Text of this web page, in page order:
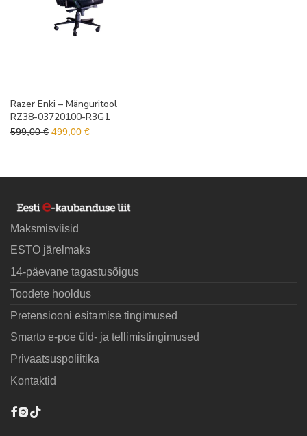
Razer Enki – Mänguritool
RZ38-03720100-R3G1
599,00€ Algne hind oli: 599,00 €.
499,00 €Praegune hind on: 499,00 €.
Maksmisviisid
ESTO järelmaks
14-päevane tagastusõigus
Toodete hooldus
Pretensiooni esitamise tingimused
Smarto e-poe üld- ja tellimistingimused
Privaatsuspoliitika
Kontaktid